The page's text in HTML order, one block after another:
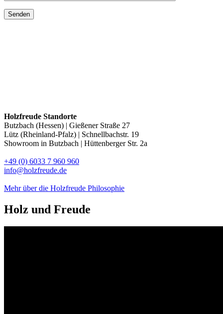
Holzfreude Standorte
Butzbach (Hessen) | Gießener Straße 27
Lütz (Rheinland-Pfalz) | Schnellbachstr. 19
Showroom in Butzbach | Hüttenberger Str. 2a
+49 (0) 6033 7 960 960
info@holzfreude.de
Mehr über die Holzfreude Philosophie
Holz und Freude